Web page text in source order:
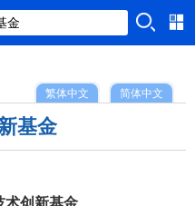
简体中文
繁体中文
基金
术创新基金